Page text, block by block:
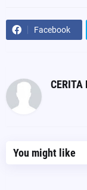
Facebook
CERITA
You might like